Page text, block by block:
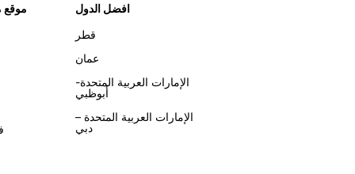
موقع
افضل الدول
قطر
عمان
الإمارات العربية المتحدة-
أبوظبي
الإمارات العربية المتحدة –
دبي